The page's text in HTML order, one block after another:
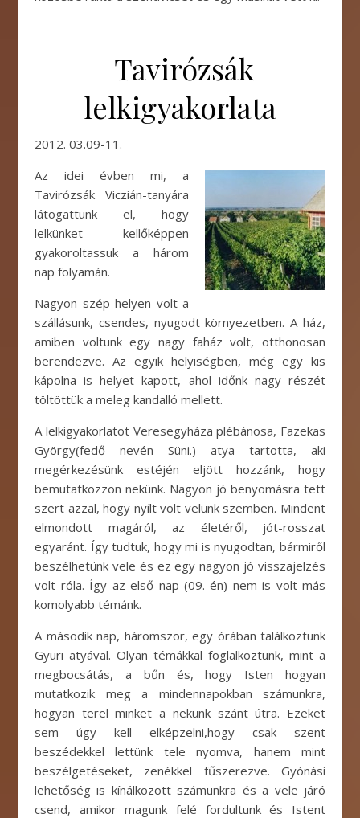
Tavirózsák
lelkigyakorlata
2012. 03.09-11.
Az idei évben mi, a
Tavirózsák Viczián-tanyára
látogattunk el, hogy
lelkünket kellőképpen
gyakoroltassuk a három
nap folyamán.
Nagyon szép helyen volt a
szállásunk, csendes, nyugodt környezetben. A ház,
amiben voltunk egy nagy faház volt, otthonosan
berendezve. Az egyik helyiségben, még egy kis
kápolna is helyet kapott, ahol időnk nagy részét
töltöttük a meleg kandalló mellett.
A lelkigyakorlatot Veresegyháza plébánosa, Fazekas
György(fedő nevén Süni.) atya tartotta, aki
megérkezésünk estéjén eljött hozzánk, hogy
bemutatkozzon nekünk. Nagyon jó benyomásra tett
szert azzal, hogy nyílt volt velünk szemben. Mindent
elmondott magáról, az életéről, jót-rosszat
egyaránt. Így tudtuk, hogy mi is nyugodtan, bármiről
beszélhetünk vele és ez egy nagyon jó visszajelzés
volt róla. Így az első nap (09.-én) nem is volt más
komolyabb témánk.
A második nap, háromszor, egy órában találkoztunk
Gyuri atyával. Olyan témákkal foglalkoztunk, mint a
megbocsátás, a bűn és, hogy Isten hogyan
mutatkozik meg a mindennapokban számunkra,
hogyan terel minket a nekünk szánt útra. Ezeket
sem úgy kell elképzelni,hogy csak szent
beszédekkel lettünk tele nyomva, hanem mint
beszélgetéseket, zenékkel fűszerezve. Gyónási
lehetőség is kínálkozott számunkra és a vele járó
csend, amikor magunk felé fordultunk és Istent